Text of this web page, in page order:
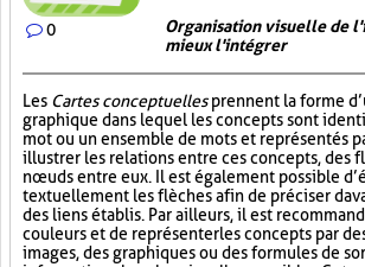
0
Organisation visuelle de
mieux l'intégrer
Les Cartes conceptuellesprennent la forme
graphique dans lequel les concepts sont
mot ou un ensemble de mots et représentés
illustrer les relations entre ces concepts, des
nœuds entre eux. Il est également possible
textuellement les flèches afin de préciser
des liens établis. Par ailleurs, il est
couleurs et de représenter les concepts par
images, des graphiques ou des formules de